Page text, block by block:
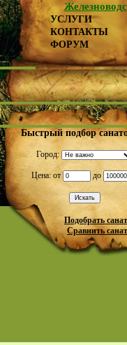
УСЛУГИ
КОНТАКТЫ
ФОРУМ
Быстрый подбор
Город:
Цена: от до
Подобрать
Сравнить